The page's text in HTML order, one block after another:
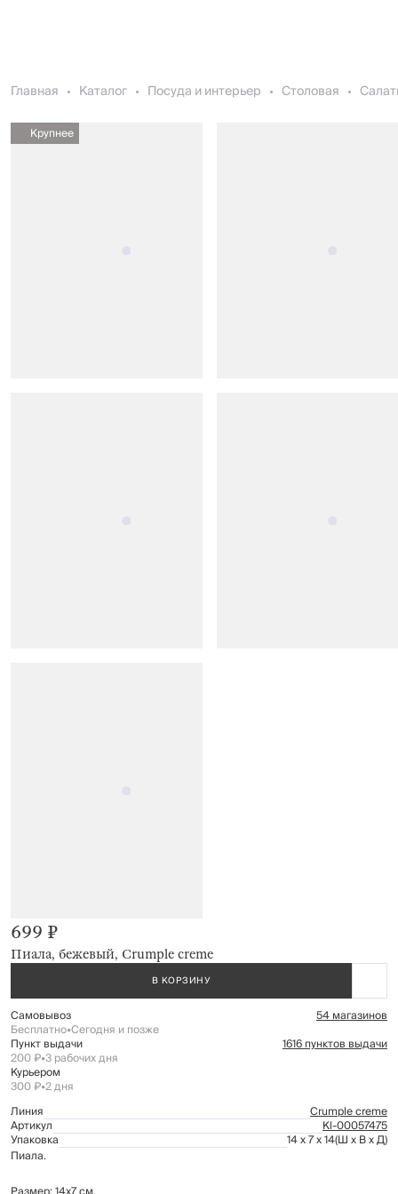
Главная Каталог Посуда и интерьер Столовая
Крупнее
Пиала, бежевый, Crumple creme
699 ₽
В КОРЗИНУ
Самовывоз 54 магазинов
Бесплатно•Сегодня и позже
Пункт выдачи 1616 пунктов выдачи
200 ₽•3 рабочих дня
Курьером
300 ₽•2 дня
Линия
Crumple creme
Артикул Kl-00057475
Упаковка 14 x 7 x 14(Ш x В x Д)
Пиала.